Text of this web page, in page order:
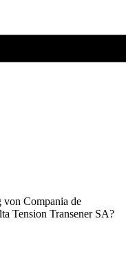
Compania de
Tension Transener SA?